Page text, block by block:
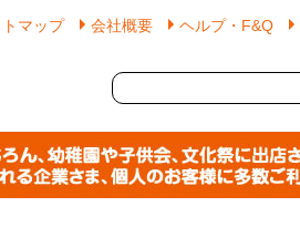
マップ 会社概要 ヘルプ・F&Q